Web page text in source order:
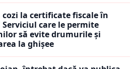
cozi la certificate fiscale în
care le permite
să evite drumurile și
la ghișee